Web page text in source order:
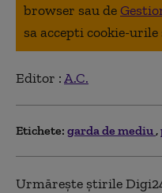
browser sau de
sa accepti cookie-
Editor :A.C.
Etichete: garda de mediu
Urmărește știrile